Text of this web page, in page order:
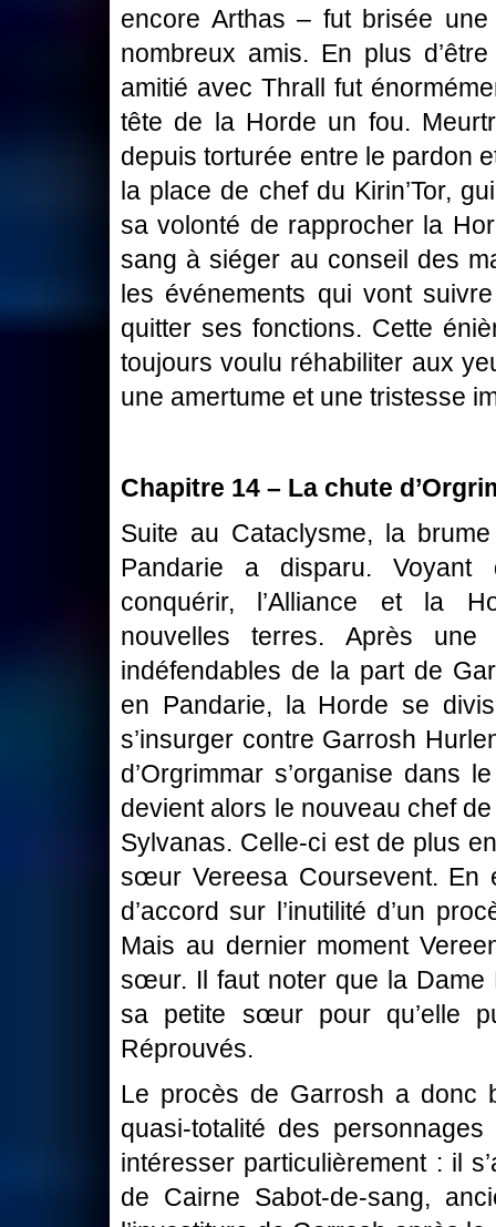
encore Arthas – fut brisée
nombreux amis. En plus
amitié avec Thrall fut
tête de la Horde un fou.
depuis torturée entre le pardon
la place de chef du Kirin’Tor,
sa volonté de rapprocher la
sang à siéger au conseil des
les événements qui vont
quitter ses fonctions. Cette
toujours voulu réhabiliter aux
une amertume et une tristesse
Chapitre 14 – La chute
Suite au Cataclysme, la
Pandarie a disparu. Voyant
conquérir, l’Alliance et la
nouvelles terres. Après
indéfendables de la part de
en Pandarie, la Horde se
s’insurger contre Garrosh
d’Orgrimmar s’organise dans
devient alors le nouveau chef
Sylvanas. Celle-ci est de plus
sœur Vereesa Coursevent. En
d’accord sur l’inutilité d’un
Mais au dernier moment
sœur. Il faut noter que la Dame
sa petite sœur pour qu’elle
Réprouvés.
Le procès de Garrosh a donc
quasi-totalité des
intéresser particulièrement : il
de Cairne Sabot-de-sang,